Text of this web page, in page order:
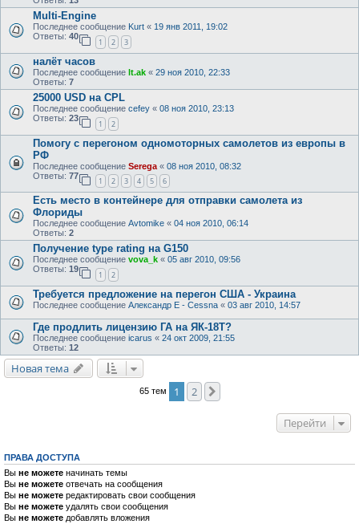
Multi-Engine
Последнее сообщение Kurt « 19 янв 2011, 19:02
Ответы: 40
1 2 3
налёт часов
Последнее сообщение lt.ak « 29 ноя 2010, 22:33
Ответы: 7
25000 USD на CPL
Последнее сообщение cefey « 08 ноя 2010, 23:13
Ответы: 23
1 2
Помогу с перегоном одномоторных самолетов из европы в
РФ
Последнее сообщение Serega « 08 ноя 2010, 08:32
Ответы: 77
1 2 3 4 5 6
Есть место в контейнере для отправки самолета из
Флориды
Последнее сообщение Avtomike « 04 ноя 2010, 06:14
Ответы: 2
Получение type rating на G150
Последнее сообщение vova_k « 05 авг 2010, 09:56
Ответы: 19
1 2
Требуется предложение на перегон США - Украина
Последнее сообщение Александр E - Cessna « 03 авг 2010, 14:57
Где продлить лицензию ГА на ЯК-18T?
Последнее сообщение icarus « 24 окт 2009, 21:55
Ответы: 12
Новая тема
65 тем 1 2
Перейти
ПРАВА ДОСТУПА
Вы не можете начинать темы
Вы не можете отвечать на сообщения
Вы не можете редактировать свои сообщения
Вы не можете удалять свои сообщения
Вы не можете добавлять вложения